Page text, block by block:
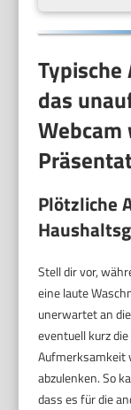
das
Plötzliche
Stell dir vor,
eine laute
unerwartet an
eventuell kurz
Aufmerksamkeit
abzulenken. So
dass es für die